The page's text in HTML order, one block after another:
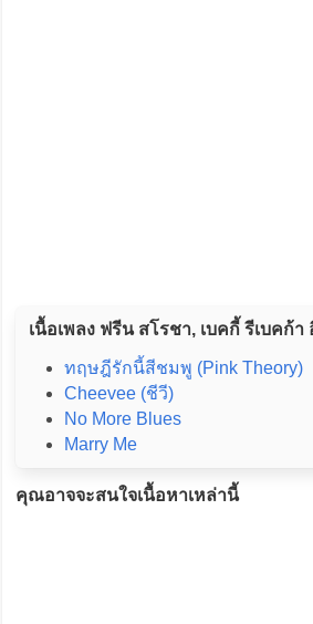
เนื้อเพลง ฟรีน สโรชา, เบคกี้ รีเบคก้า
ทฤษฎีรักนี้สีชมพู (Pink Theory)
Cheevee (ชีวี)
No More Blues
Marry Me
คุณอาจจะสนใจเนื้อหาเหล่านี้